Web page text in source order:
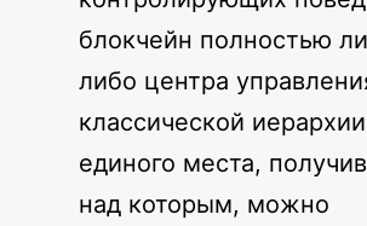
блокчейн полностью
либо центра
классической
единого места,
над которым, можно